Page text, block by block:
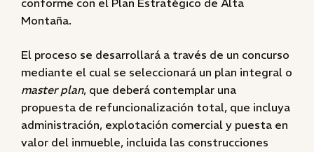
conforme con el Plan Estratégico de Alta
Montaña.
El proceso se desarrollará a través de un concurso
mediante el cual se seleccionará un plan integral o
master plan, que deberá contemplar una
propuesta de refuncionalización total, que incluya
administración, explotación comercial y puesta en
valor del inmueble, incluida las construcciones